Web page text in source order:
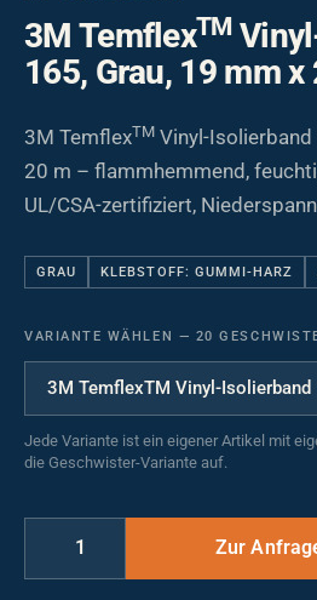
3M TemflexTM
165, Grau, 19 mm x
3M TemflexTM Vinyl-Isolierband
20 m – flammhemmend,
UL/CSA-zertifiziert,
GRAU KLEBSTOFF: GUMMI-HARZ
VARIANTE WÄHLEN — 20
Jede Variante ist ein eigener Artikel mit
die Geschwister-Variante auf.